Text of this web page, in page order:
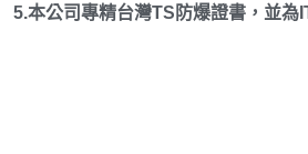
5.本公司專精台灣TS防爆證書，並